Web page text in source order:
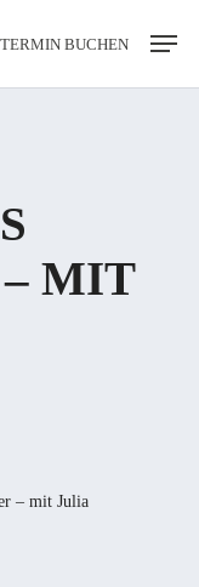
TERMIN BUCHEN
Menu
MIT
– mit Julia